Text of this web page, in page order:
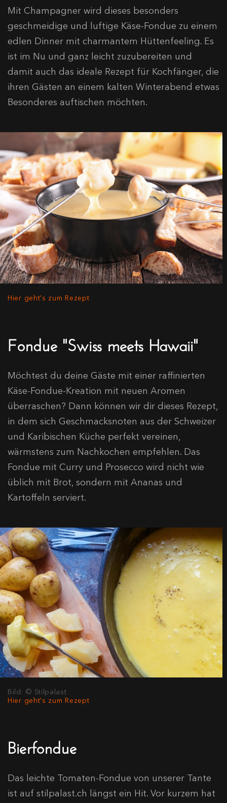
Mit Champagner wird dieses besonders
geschmeidige und luftige Käse-Fondue zu einem
edlen Dinner mit charmantem Hüttenfeeling. Es
ist im Nu und ganz leicht zuzubereiten und
damit auch das ideale Rezept für Kochfänger, die
ihren Gästen an einem kalten Winterabend etwas
Besonderes auftischen möchten.
Hier geht's zum Rezept
Fondue "Swiss meets Hawaii"
Möchtest du deine Gäste mit einer raffinierten
Käse-Fondue-Kreation mit neuen Aromen
überraschen? Dann können wir dir dieses Rezept,
in dem sich Geschmacksnoten aus der Schweizer
und Karibischen Küche perfekt vereinen,
wärmstens zum Nachkochen empfehlen. Das
Fondue mit Curry und Prosecco wird nicht wie
üblich mit Brot, sondern mit Ananas und
Kartoffeln serviert.
Bild: © Stilpalast
Hier geht's zum Rezept
Bierfondue
Das leichte Tomaten-Fondue von unserer Tante
ist auf stilpalast.ch längst ein Hit. Vor kurzem hat